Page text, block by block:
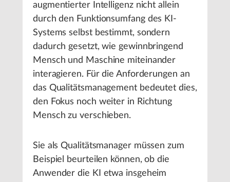
augmentierter Intelligenz nicht allein
durch den Funktionsumfang des KI-
Systems selbst bestimmt, sondern
dadurch gesetzt, wie gewinnbringend
Mensch und Maschine miteinander
interagieren. Für die Anforderungen an
das Qualitätsmanagement bedeutet dies,
den Fokus noch weiter in Richtung
Mensch zu verschieben.
Sie als Qualitätsmanager müssen zum
Beispiel beurteilen können, ob die
Anwender die KI etwa insgeheim